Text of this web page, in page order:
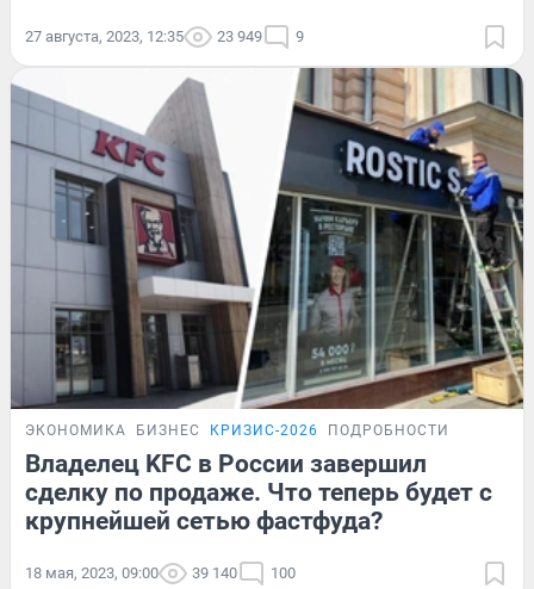
27 августа, 2023, 12:35 23 949 9
ЭКОНОМИКА БИЗНЕС КРИЗИС-2026 ПОДРОБНОСТИ
Владелец KFC в России завершил
сделку по продаже. Что теперь будет с
крупнейшей сетью фастфуда?
18 мая, 2023, 09:00 39 140 100